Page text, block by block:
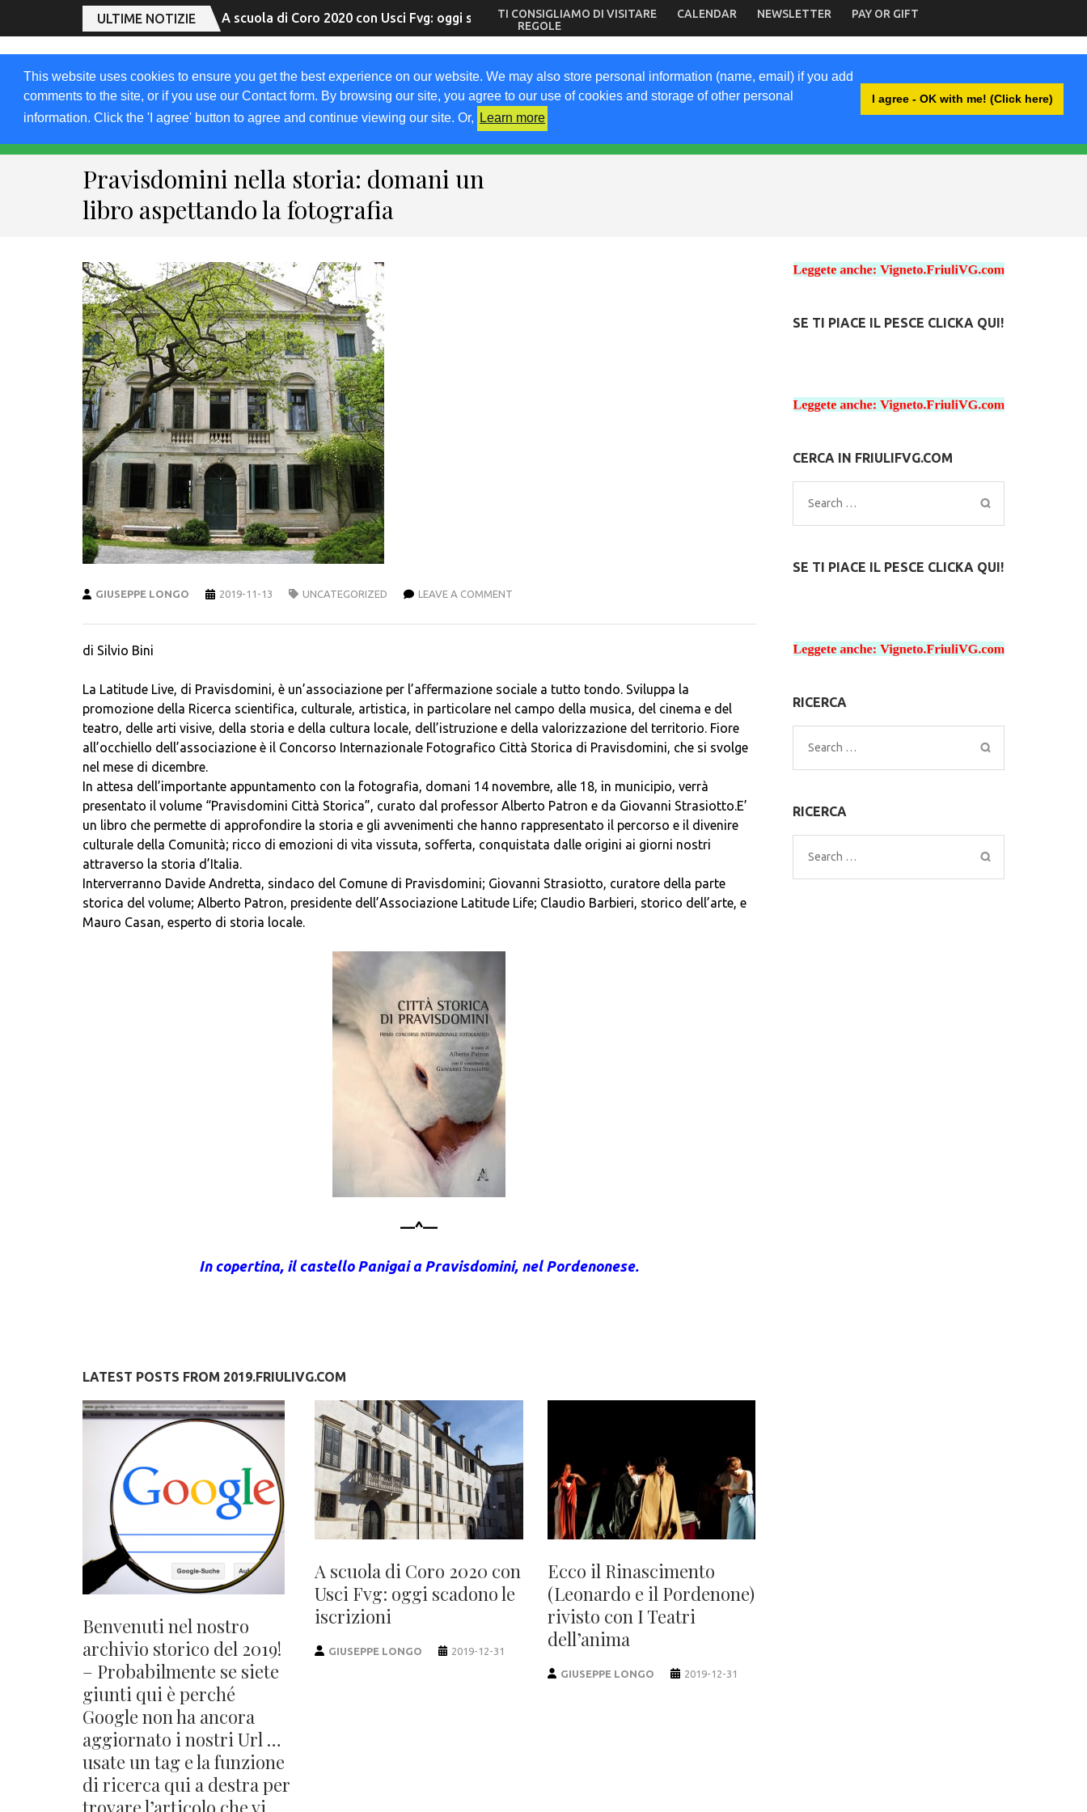
This website uses cookies to ensure you get the best experience on our website. We may also store personal information (name, email) if you add
comments to the site, or if you use our Contact form. By browsing our site, you agree to our use of cookies and storage of other personal
information. Click the 'I agree' button to agree and continue viewing our site. Or,
Learn more
I agree - OK with me! (Click here)
ULTIME NOTIZIE A scuola di Coro 2020 con Usci Fvg: oggi scadono le iscrizioni
TI CONSIGLIAMO DI VISITARE CALENDAR NEWSLETTER
PAY OR GIFT
REGOLE
2019.FRIULIVG.COM
Archivio Articoli del 2019 FriuliVG.com by Giuseppe Longo
LAVORA CON NOI KM0
Pravisdomini nella storia: domani un
libro aspettando la fotografia
GIUSEPPE LONGO 2019-11-13 UNCATEGORIZED LEAVE A COMMENT
di Silvio Bini
La Latitude Live, di Pravisdomini, è un’associazione per l’affermazione sociale a tutto tondo. Sviluppa la
promozione della Ricerca scientifica, culturale, artistica, in particolare nel campo della musica, del cinema e del
teatro, delle arti visive, della storia e della cultura locale, dell’istruzione e della valorizzazione del territorio. Fiore
all’occhiello dell’associazione è il Concorso Internazionale Fotografico Città Storica di Pravisdomini, che si svolge
nel mese di dicembre.
In attesa dell’importante appuntamento con la fotografia, domani 14 novembre, alle 18, in municipio, verrà
presentato il volume “Pravisdomini Città Storica”, curato dal professor Alberto Patron e da Giovanni Strasiotto.E’
un libro che permette di approfondire la storia e gli avvenimenti che hanno rappresentato il percorso e il divenire
culturale della Comunità; ricco di emozioni di vita vissuta, sofferta, conquistata dalle origini ai giorni nostri
attraverso la storia d’Italia.
Interverranno Davide Andretta, sindaco del Comune di Pravisdomini; Giovanni Strasiotto, curatore della parte
storica del volume; Alberto Patron, presidente dell’Associazione Latitude Life; Claudio Barbieri, storico dell’arte, e
Mauro Casan, esperto di storia locale.
—^—
In copertina, il castello Panigai a Pravisdomini, nel Pordenonese.
LATEST POSTS FROM 2019.FRIULIVG.COM
Benvenuti nel nostro
archivio storico del 2019!
– Probabilmente se siete
giunti qui è perché
Google non ha ancora
aggiornato i nostri Url …
usate un tag e la funzione
di ricerca qui a destra per
trovare l’articolo che vi
A scuola di Coro 2020 con
Usci Fvg: oggi scadono le
iscrizioni
GIUSEPPE LONGO 2019-12-31
Ecco il Rinascimento
(Leonardo e il Pordenone)
rivisto con I Teatri
dell’anima
GIUSEPPE LONGO 2019-12-31
SE TI PIACE IL PESCE CLICKA QUI!
CERCA IN FRIULIFVG.COM
Search
for:
SE TI PIACE IL PESCE CLICKA QUI!
RICERCA
Search
for:
RICERCA
Search
for: